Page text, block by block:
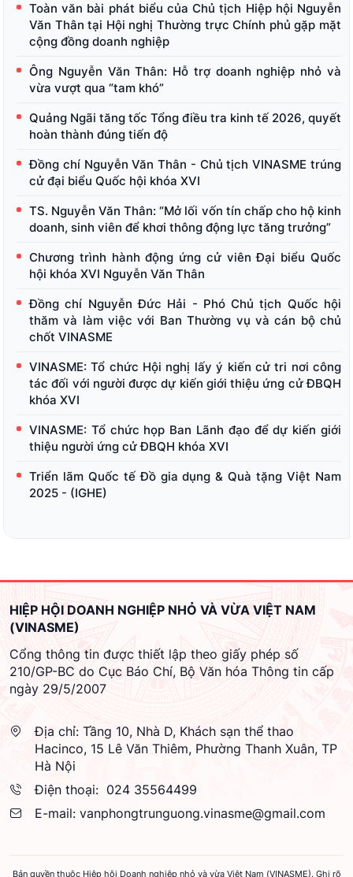
Toàn văn bài phát biểu của Chủ tịch Hiệp hội Nguyễn
Văn Thân tại Hội nghị Thường trực Chính phủ gặp mặt
cộng đồng doanh nghiệp
Ông Nguyễn Văn Thân: Hỗ trợ doanh nghiệp nhỏ và
vừa vượt qua “tam khó”
Quảng Ngãi tăng tốc Tổng điều tra kinh tế 2026, quyết
hoàn thành đúng tiến độ
Đồng chí Nguyễn Văn Thân - Chủ tịch VINASME trúng
cử đại biểu Quốc hội khóa XVI
TS. Nguyễn Văn Thân: “Mở lối vốn tín chấp cho hộ kinh
doanh, sinh viên để khơi thông động lực tăng trưởng”
Chương trình hành động ứng cử viên Đại biểu Quốc
hội khóa XVI Nguyễn Văn Thân
Đồng chí Nguyễn Đức Hải - Phó Chủ tịch Quốc hội
thăm và làm việc với Ban Thường vụ và cán bộ chủ
chốt VINASME
VINASME: Tổ chức Hội nghị lấy ý kiến cử tri nơi công
tác đối với người được dự kiến giới thiệu ứng cử ĐBQH
khóa XVI
VINASME: Tổ chức họp Ban Lãnh đạo để dự kiến giới
thiệu người ứng cử ĐBQH khóa XVI
Triển lãm Quốc tế Đồ gia dụng & Quà tặng Việt Nam
2025 - (IGHE)
HIỆP HỘI DOANH NGHIỆP NHỎ VÀ VỪA VIỆT NAM
(VINASME)
Cổng thông tin được thiết lập theo giấy phép số
210/GP-BC do Cục Báo Chí, Bộ Văn hóa Thông tin cấp
ngày 29/5/2007
Địa chỉ: Tầng 10, Nhà D, Khách sạn thể thao
Hacinco, 15 Lê Văn Thiêm, Phường Thanh Xuân, TP
Hà Nội
Điện thoại: 024 35564499
E-mail: vanphongtrunguong.vinasme@gmail.com
Bản quyền thuộc Hiệp hội Doanh nghiệp nhỏ và vừa Việt Nam (VINASME). Ghi rõ